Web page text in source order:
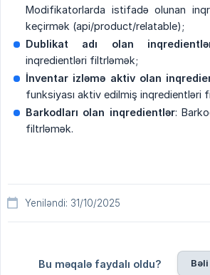
Modifikatorlarda istifadə olunan
keçirmək (api/product/relatable);
Dublikat adı olan
inqredientləri filtrləmək;
İnventar izləmə aktiv olan
funksiyası aktiv edilmiş inqredientləri
Barkodları olan inqredientlər:
filtrləmək.
Yeniləndi: 31/10/2025
Bu məqalə faydalı oldu? Bəli